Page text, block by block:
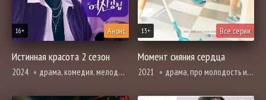
Анонс
16+
Истинная красота 2 сезон
2024 драма, комедия, мелодрама, про молодость и любовь, вебтун, романтика, про школу и школьников
Все серии
13+
Момент сияния сердца
2021 драма, про молодость и любовь, романтика, про школу и школьников